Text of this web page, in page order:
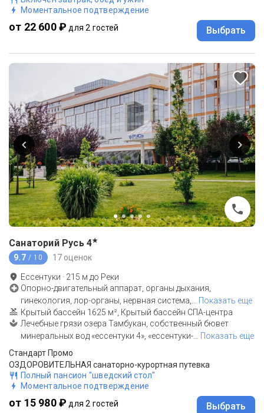
Моментальное подтверждение
от 22 600 ₽ для 2 гостей Выбрать
Санаторий Русь 4★
9.7 / 10 17 оценок
Ессентуки · 215 м до Реки
Опорно-двигательный аппарат, органы дыхания,
гинекология, лор-органы, нервная система,… Показать еще
Крытый бассейн 1625 м², Крытый бассейн СПА-центра
Лечебные грязи озера Тамбукан, собственный бювет
минеральных вод «ессентуки 4», «ессентуки-… Показать еще
Стандарт Промо
ОЗДОРОВИТЕЛЬНАЯ санаторно-курортная путевка
Полный пансион "шведский стол"
Моментальное подтверждение
от 15 980 ₽ для 2 гостей Выбрать